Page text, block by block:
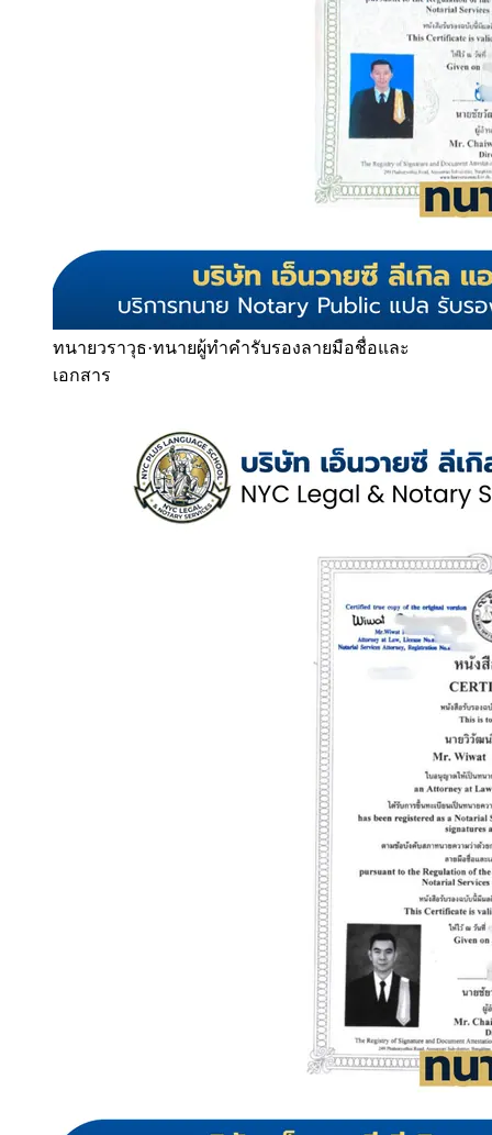
ทนายวราวุธ·ทนายผู้ทำคำรับรองลายมือชื่อและ
เอกสาร